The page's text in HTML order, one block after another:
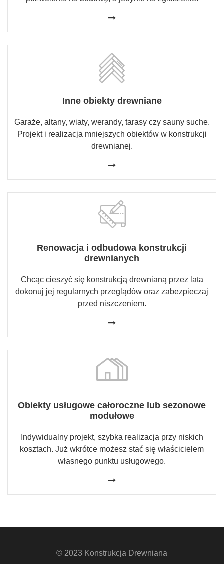
Inne obiekty drewniane
Garaże, altany, wiaty, werandy, tarasy czy sauny suche.
Projekt i realizacja mniejszych obiektów w konstrukcji
drewnianej.
Renowacja i odbudowa konstrukcji
drewnianych
Chcąc cieszyć się konstrukcją drewnianą przez lata
dokonuj jej regularnych przeglądów oraz zabezpieczaj
przed niszczeniem.
Obiekty usługowe całoroczne lub sezonowe
modułowe
Indywidualny projekt, szybka realizacja przy niskich
kosztach. Już wkrótce możesz stać się właścicielem
własnego punktu usługowego.
© 2023 Konstrukcja Drewniana